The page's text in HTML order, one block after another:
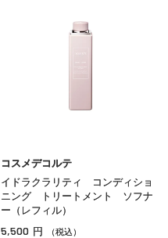
コスメデコルテ
イドラクラリティ コンディショ
ニング トリートメント ソフナ
ー（レフィル）
5,500 円 （税込）